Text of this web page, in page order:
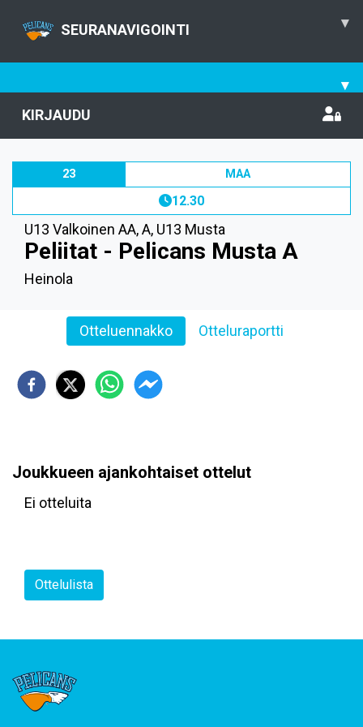
SEURANAVIGOINTI ▾
▾
KIRJAUDU
23 MAA
12.30
U13 Valkoinen AA, A, U13 Musta
Peliitat - Pelicans Musta A
Heinola
Otteluennakko Otteluraportti
Joukkueen ajankohtaiset ottelut
Ei otteluita
Ottelulista